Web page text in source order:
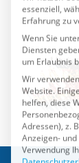
Wir
Website.
helfen, diese
Adressen), z.
Anzeigen- und
Verwendung
Einstellungen
Es folgt